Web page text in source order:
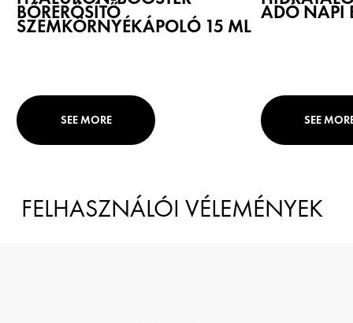
BŐRERŐSÍTŐ
SZEMKÖRNYÉKÁPOLÓ 15 ML
SEE MORE
ADÓ NAPI
SEE
FELHASZNÁLÓI VÉLEMÉNYEK